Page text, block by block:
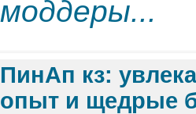
моддеры...
ПинАп кз:
опыт и щедрые